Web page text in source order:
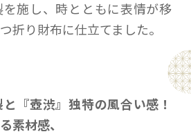
施し、時とともに表情が移
折り財布に仕立てました。
『壺渋』独特の風合い感！
素材感、